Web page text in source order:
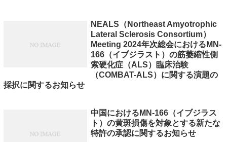
NEALS（Northeast Amyotrophic
Lateral Sclerosis Consortium）
Meeting 2024年次総会におけるMN-
166（イブジラスト）の筋萎縮性側
索硬化症（ALS）臨床治験
（COMBAT-ALS）に関する演題の
採択に関するお知らせ
中国におけるMN-166（イブジラス
ト）の黄斑損傷を対象とする新たな
特許の承認に関するお知らせ